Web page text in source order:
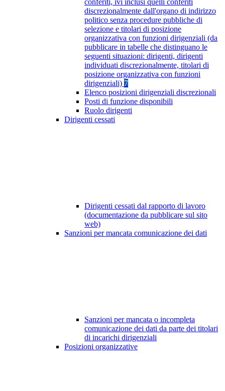
conferiti, ivi inclusi quelli conferiti
discrezionalmente dall'organo di indirizzo
politico senza procedure pubbliche di
selezione e titolari di posizione
organizzativa con funzioni dirigenziali (da
pubblicare in tabelle che distinguano le
seguenti situazioni: dirigenti, dirigenti
individuati discrezionalmente, titolari di
posizione organizzativa con funzioni
dirigenziali) 7
Elenco posizioni dirigenziali discrezionali
Posti di funzione disponibili
Ruolo dirigenti
Dirigenti cessati
Dirigenti cessati dal rapporto di lavoro
(documentazione da pubblicare sul sito
web)
Sanzioni per mancata comunicazione dei dati
Sanzioni per mancata o incompleta
comunicazione dei dati da parte dei titolari
di incarichi dirigenziali
Posizioni organizzative